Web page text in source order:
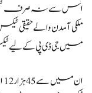
اس سے نہ صرف ٹیکس
ملکی آمدن والے
میں جی ڈی پی کے لیے